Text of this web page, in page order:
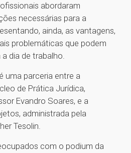
abordaram
necessárias para a
ainda, as vantagens,
problemáticas que podem
dia de trabalho.
é uma parceria entre a
de Prática Jurídica,
Evandro Soares, e a
administrada pela
Tesolin.
com o podium da